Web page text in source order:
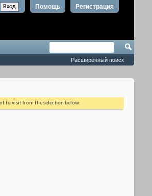
Регистрация
Помощь
Расширенный поиск
to visit from the selection below.